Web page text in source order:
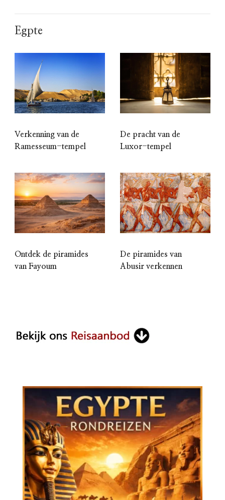
Egpte
Verkenning van de
Ramesseum-tempel
De pracht van de
Luxor-tempel
Ontdek de piramides
van Fayoum
De piramides van
Abusir verkennen